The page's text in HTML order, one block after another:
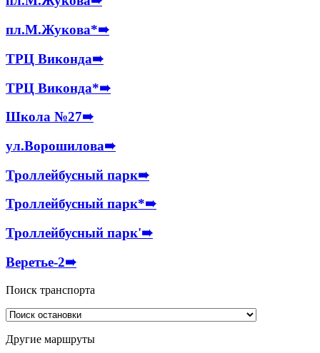
пл.М.Жукова*➠
ТРЦ Виконда➠
ТРЦ Виконда*➠
Школа №27➠
ул.Ворошилова➠
Троллейбусный парк➠
Троллейбусный парк*➠
Троллейбусный парк'➠
Веретье-2➠
Поиск транспорта
Другие маршруты